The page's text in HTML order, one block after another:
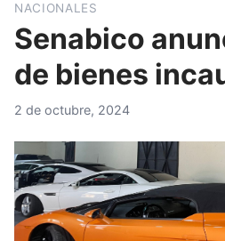
NACIONALES
Senabico
de bienes
2 de octubre, 2024